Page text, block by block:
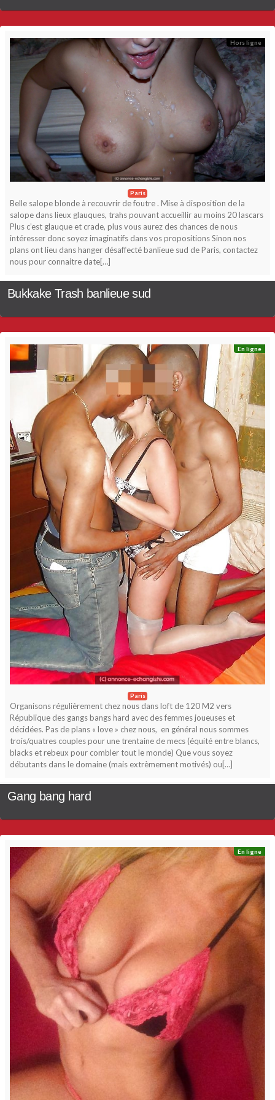
Hors ligne
Paris
Belle salope blonde à recouvrir de foutre . Mise à disposition de la
salope dans lieux glauques, trahs pouvant accueillir au moins 20 lascars
Plus c’est glauque et crade, plus vous aurez des chances de nous
intéresser donc soyez imaginatifs dans vos propositions Sinon nos
plans ont lieu dans hanger désaffecté banlieue sud de Paris, contactez
nous pour connaitre date[…]
Bukkake Trash banlieue sud
En ligne
Paris
Organisons régulièrement chez nous dans loft de 120 M2 vers
République des gangs bangs hard avec des femmes joueuses et
décidées. Pas de plans « love » chez nous, en général nous sommes
trois/quatres couples pour une trentaine de mecs (équité entre blancs,
blacks et rebeux pour combler tout le monde) Que vous soyez
débutants dans le domaine (mais extrèmement motivés) ou[…]
Gang bang hard
En ligne